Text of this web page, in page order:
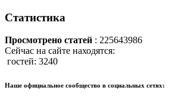
Статистика
Просмотрено статей : 225643986
Сейчас на сайте находятся:
гостей: 3240
Наше официальное сообщество в социальных сетях: